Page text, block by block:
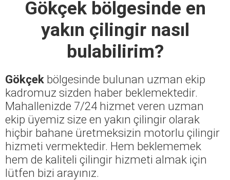
Gökçekbölgesinde en
yakın çilingir nasıl
bulabilirim?
Gökçek bölgesinde bulunan uzman ekip
kadromuz sizden haber beklemektedir.
Mahallenizde 7/24 hizmet veren uzman
ekip üyemiz size en yakın çilingir olarak
hiçbir bahane üretmeksizin motorlu çilingir
hizmeti vermektedir. Hem beklememek
hem de kaliteli çilingir hizmeti almak için
lütfen bizi arayınız.